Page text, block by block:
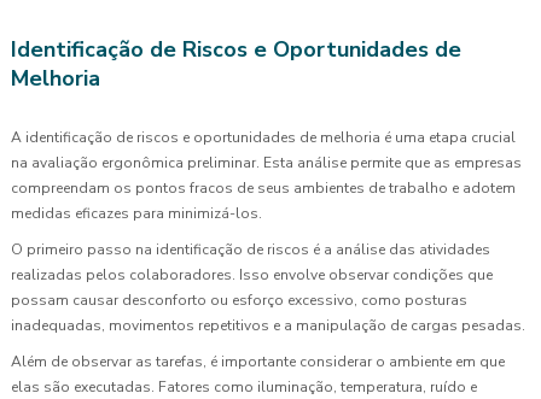
Identificação de Riscos e Oportunidades de
Melhoria
A identificação de riscos e oportunidades de melhoria é uma etapa crucial
na avaliação ergonômica preliminar. Esta análise permite que as empresas
compreendam os pontos fracos de seus ambientes de trabalho e adotem
medidas eficazes para minimizá-los.
O primeiro passo na identificação de riscos é a análise das atividades
realizadas pelos colaboradores. Isso envolve observar condições que
possam causar desconforto ou esforço excessivo, como posturas
inadequadas, movimentos repetitivos e a manipulação de cargas pesadas.
Além de observar as tarefas, é importante considerar o ambiente em que
elas são executadas. Fatores como iluminação, temperatura, ruído e